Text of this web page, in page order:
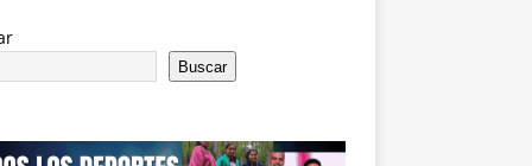
Buscar